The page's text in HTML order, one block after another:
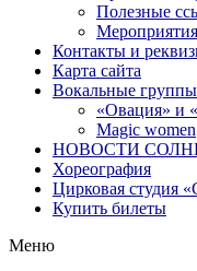
Полезные
Контакты и
Карта сайта
Вокальные группы
«Овация» и
Magic women
НОВОСТИ
Хореография
Цирковая студия
Купить билеты
Меню